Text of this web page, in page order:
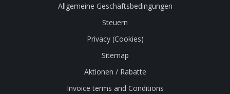
Allgemeine Geschäftsbedingungen
Steuern
Privacy (Cookies)
Sitemap
Aktionen / Rabatte
Invoice terms and Conditions